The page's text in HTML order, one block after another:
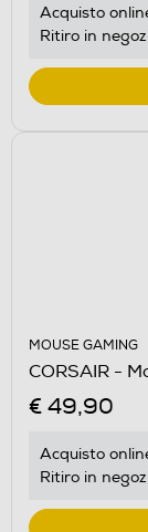
Acquisto
Ritiro in
MOUSE GAMING
CORSAIR -
€ 49,90
Acquisto
Ritiro in